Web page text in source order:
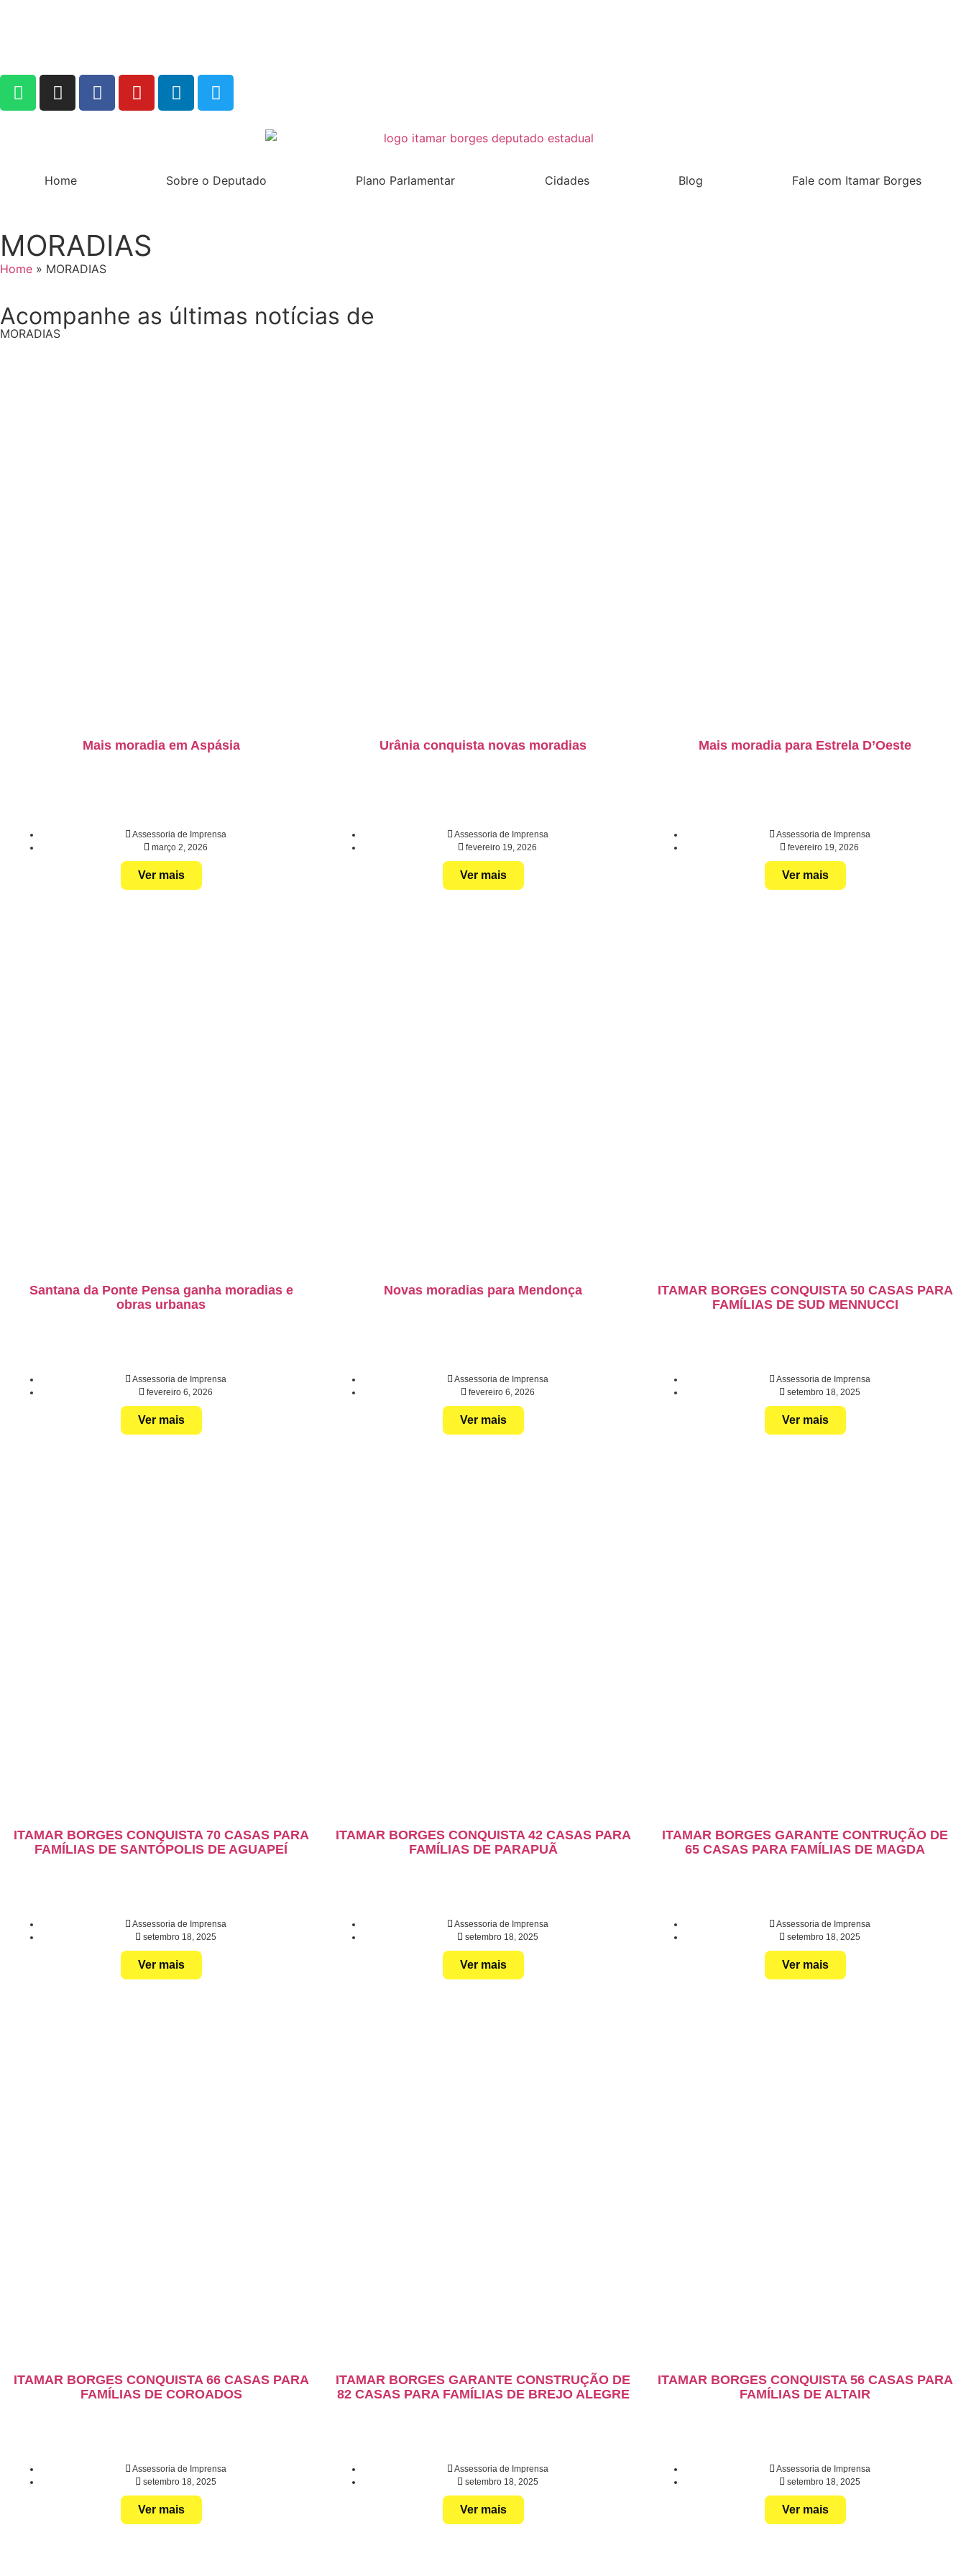
Home Sobre o Deputado Plano Parlamentar Cidades Blog Fale com Itamar Borges
MORADIAS
Home » MORADIAS
Acompanhe as últimas notícias de
MORADIAS
Mais moradia em Aspásia
Assessoria de Imprensa
março 2, 2026
Ver mais
Urânia conquista novas moradias
Assessoria de Imprensa
fevereiro 19, 2026
Ver mais
Mais moradia para Estrela D’Oeste
Assessoria de Imprensa
fevereiro 19, 2026
Ver mais
Santana da Ponte Pensa ganha moradias e
obras urbanas
Assessoria de Imprensa
fevereiro 6, 2026
Ver mais
Novas moradias para Mendonça
Assessoria de Imprensa
fevereiro 6, 2026
Ver mais
ITAMAR BORGES CONQUISTA 50 CASAS PARA
FAMÍLIAS DE SUD MENNUCCI
Assessoria de Imprensa
setembro 18, 2025
Ver mais
ITAMAR BORGES CONQUISTA 70 CASAS PARA
FAMÍLIAS DE SANTÓPOLIS DE AGUAPEÍ
Assessoria de Imprensa
setembro 18, 2025
Ver mais
ITAMAR BORGES CONQUISTA 42 CASAS PARA
FAMÍLIAS DE PARAPUÃ
Assessoria de Imprensa
setembro 18, 2025
Ver mais
ITAMAR BORGES GARANTE CONTRUÇÃO DE
65 CASAS PARA FAMÍLIAS DE MAGDA
Assessoria de Imprensa
setembro 18, 2025
Ver mais
ITAMAR BORGES CONQUISTA 66 CASAS PARA
FAMÍLIAS DE COROADOS
Assessoria de Imprensa
setembro 18, 2025
Ver mais
ITAMAR BORGES GARANTE CONSTRUÇÃO DE
82 CASAS PARA FAMÍLIAS DE BREJO ALEGRE
Assessoria de Imprensa
setembro 18, 2025
Ver mais
ITAMAR BORGES CONQUISTA 56 CASAS PARA
FAMÍLIAS DE ALTAIR
Assessoria de Imprensa
setembro 18, 2025
Ver mais